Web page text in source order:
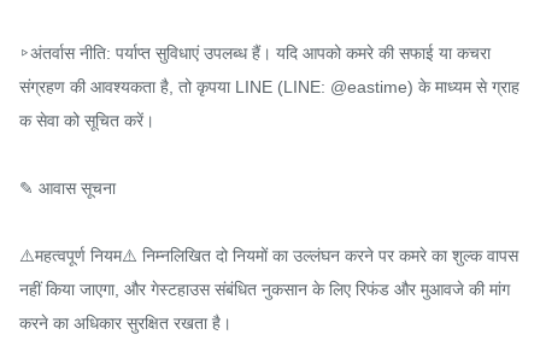
▹अंतर्वास नीति: पर्याप्त सुविधाएं उपलब्ध हैं। यदि आपको कमरे की सफाई या कचरा
संग्रहण की आवश्यकता है, तो कृपया LINE (LINE: @eastime) के माध्यम से ग्राह
क सेवा को सूचित करें।
✎ आवास सूचना
⚠️महत्वपूर्ण नियम⚠️ निम्नलिखित दो नियमों का उल्लंघन करने पर कमरे का शुल्क वापस
नहीं किया जाएगा, और गेस्टहाउस संबंधित नुकसान के लिए रिफंड और मुआवजे की मांग
करने का अधिकार सुरक्षित रखता है।